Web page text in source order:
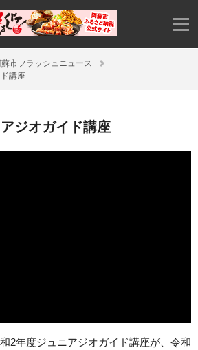
蘇市フラッシュニュース
講座
ジオガイド講座
2年度ジュニアジオガイド講座が、令和